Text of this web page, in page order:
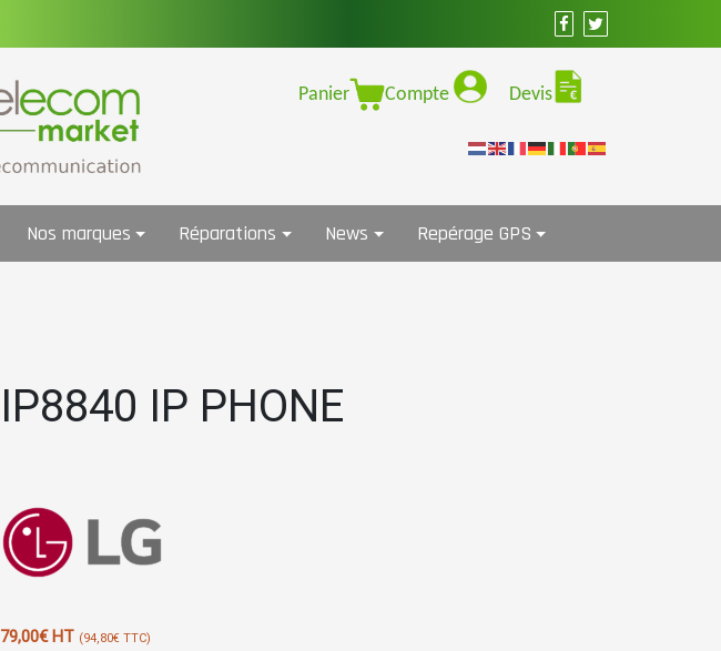
Panier Compte Devis
Nos marques Réparations News Repérage GPS
IP8840 IP PHONE
79,00€HT (94,80€ TTC)